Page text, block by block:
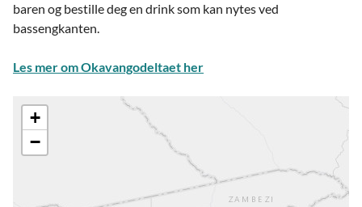
baren og bestille deg en drink som kan nytes ved
bassengkanten.
Les mer om Okavangodeltaet her
+
−